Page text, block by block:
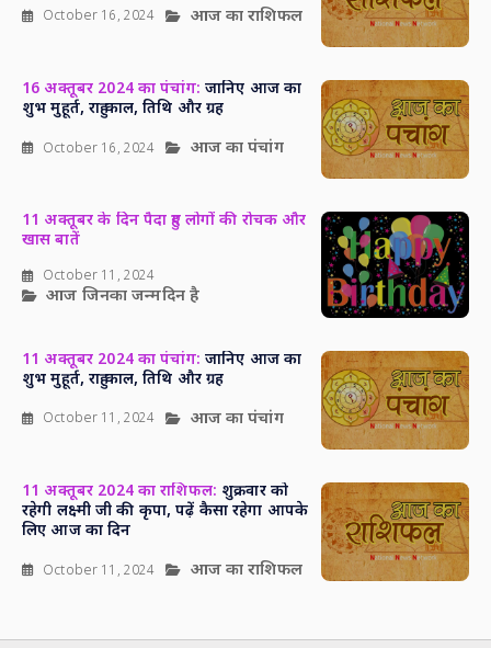
October 16, 2024 आज का राशिफल
16 अक्तूबर 2024 का पंचांग: जानिए आज का
शुभ मुहूर्त, राहु काल, तिथि और ग्रह
October 16, 2024 आज का पंचांग
11 अक्तूबर के दिन पैदा हुए लोगों की रोचक और
खास बातें
October 11, 2024
आज जिनका जन्मदिन है
11 अक्तूबर 2024 का पंचांग: जानिए आज का
शुभ मुहूर्त, राहु काल, तिथि और ग्रह
October 11, 2024 आज का पंचांग
11 अक्तूबर 2024 का राशिफल: शुक्रवार को
रहेगी लक्ष्मी जी की कृपा, पढ़ें कैसा रहेगा आपके
लिए आज का दिन
October 11, 2024 आज का राशिफल